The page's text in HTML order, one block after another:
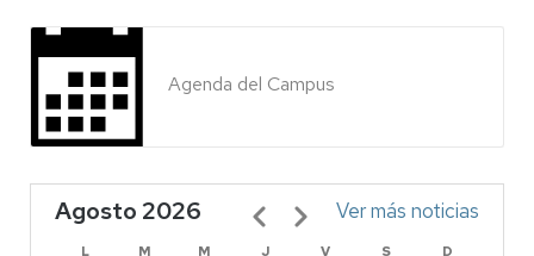
Agenda del Campus
Agosto 2026
L M M J V S
D
Paginación Ver más noticias